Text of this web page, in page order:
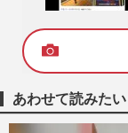
あわせて読みたい